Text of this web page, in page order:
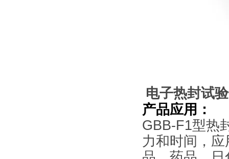
电子热封试
产品应用：
GBB-F1型热
力和时间，